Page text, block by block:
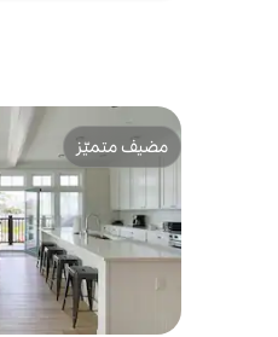
مضيف متميّز
مضيف متميّز